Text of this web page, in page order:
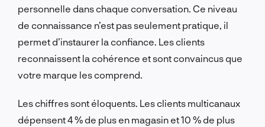
personnelle dans chaque conversation. Ce niveau
de connaissance n’est pas seulement pratique, il
permet d’instaurer la confiance. Les clients
reconnaissent la cohérence et sont convaincus que
votre marque les comprend.
Les chiffres sont éloquents. Les clients multicanaux
dépensent 4 % de plus en magasin et 10 % de plus